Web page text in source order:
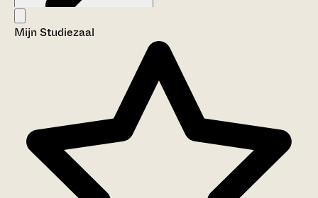
Aanwijzingen voor de gebruiker
Mijn Studiezaal